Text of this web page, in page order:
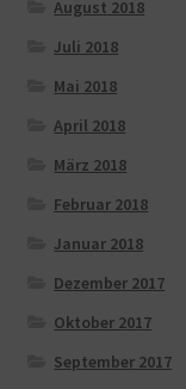
August 2018
Juli 2018
Mai 2018
April 2018
März 2018
Februar 2018
Januar 2018
Dezember 2017
Oktober 2017
September 2017